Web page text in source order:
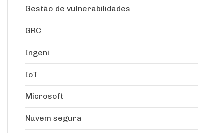
Gestão de vulnerabilidades
GRC
Ingeni
IoT
Microsoft
Nuvem segura